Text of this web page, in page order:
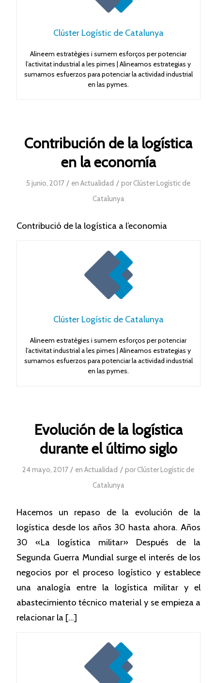
Clúster Logístic de Catalunya
Alineem estratègies i sumem esforços per potenciar
l’activitat industrial a les pimes | Alineamos estrategias y
sumamos esfuerzos para potenciar la actividad industrial
en las pymes.
Contribución de la logística
en la economía
5 junio, 2017 / enActualidad / porClúster Logístic de
Catalunya
Contribució de la logística a l’economia
Clúster Logístic de Catalunya
Alineem estratègies i sumem esforços per potenciar
l’activitat industrial a les pimes | Alineamos estrategias y
sumamos esfuerzos para potenciar la actividad industrial
en las pymes.
Evolución de la logística
durante el último siglo
24 mayo, 2017 / enActualidad / porClúster Logístic de
Catalunya
Hacemos un repaso de la evolución de la
logística desde los años 30 hasta ahora. Años
30 «La logística militar» Después de la
Segunda Guerra Mundial surge el interés de los
negocios por el proceso logístico y establece
una analogía entre la logística militar y el
abastecimiento técnico material y se empieza a
relacionar la […]